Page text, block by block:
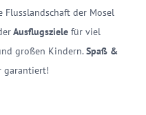
der Mosel
Ausflugszielefür viel
großen Kindern.Spaß &
garantiert!